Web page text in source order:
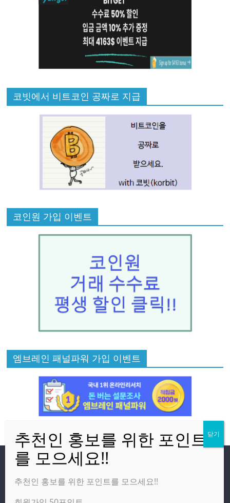
코빗에서 비트코인 공짜로 지급
코인원 가입 이벤트
엠브레인 패널파워 가입 이벤트
방문자
추천인 홍보를 위한 포인트를 모으세요!!